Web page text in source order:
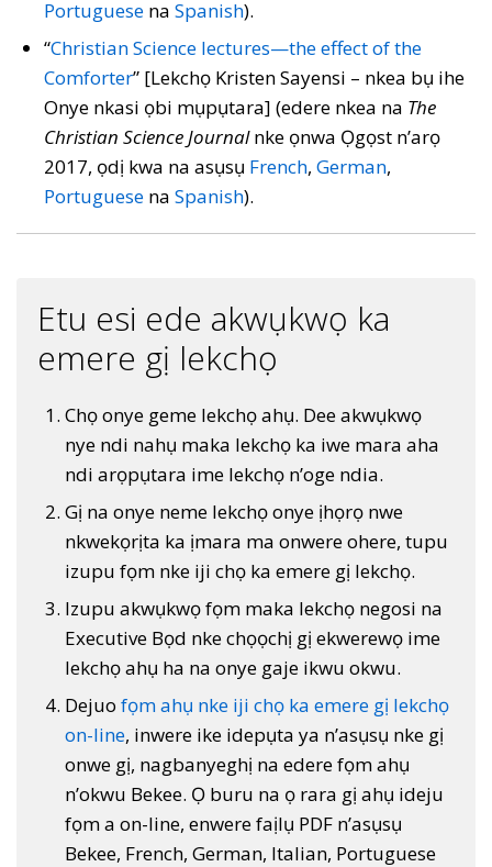
Portuguese na Spanish).
“Christian Science lectures—the effect of the
Comforter” [Lekchọ Kristen Sayensi – nkea bụ ihe
Onye nkasi ọbi mụpụtara] (edere nkea na The
Christian Science Journalnke ọnwa Ọgọst n’arọ
2017, ọdị kwa na asụsụ French, German,
Portuguese na Spanish).
Etu esi ede akwụkwọ ka
emere gị lekchọ
Chọ onye geme lekchọ ahụ. Dee akwụkwọ
nye ndi nahụ maka lekchọ ka iwe mara aha
ndi arọpụtara ime lekchọ n’oge ndia.
Gị na onye neme lekchọ onye ịhọrọ nwe
nkwekọrịta ka ịmara ma onwere ohere, tupu
izupu fọm nke iji chọ ka emere gị lekchọ.
Izupu akwụkwọ fọm maka lekchọ negosi na
Executive Bọd nke chọọchị gị ekwerewọ ime
lekchọ ahụ ha na onye gaje ikwu okwu.
Dejuo fọm ahụ nke iji chọ ka emere gị lekchọ
on-line, inwere ike idepụta ya n’asụsụ nke gị
onwe gị, nagbanyeghị na edere fọm ahụ
n’okwu Bekee. Ọ buru na ọ rara gị ahụ ideju
fọm a on-line, enwere faịlụ PDF n’asụsụ
Bekee, French, German, Italian, Portuguese